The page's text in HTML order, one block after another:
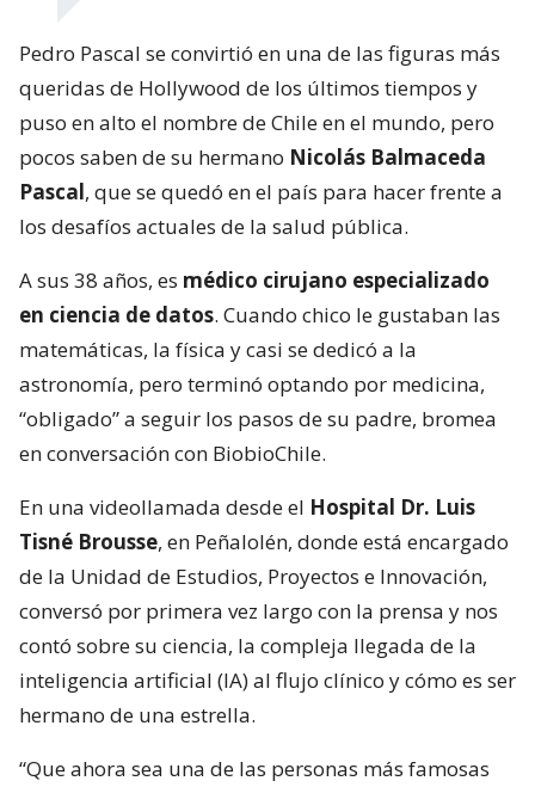
Pedro Pascal se convirtió en una de las figuras más
queridas de Hollywood de los últimos tiempos y
puso en alto el nombre de Chile en el mundo, pero
pocos saben de su hermano Nicolás Balmaceda
Pascal, que se quedó en el país para hacer frente a
los desafíos actuales de la salud pública.
A sus 38 años, es médico cirujano especializado
en ciencia de datos. Cuando chico le gustaban las
matemáticas, la física y casi se dedicó a la
astronomía, pero terminó optando por medicina,
“obligado” a seguir los pasos de su padre, bromea
en conversación con BiobioChile.
En una videollamada desde el Hospital Dr. Luis
Tisné Brousse, en Peñalolén, donde está encargado
de la Unidad de Estudios, Proyectos e Innovación,
conversó por primera vez largo con la prensa y nos
contó sobre su ciencia, la compleja llegada de la
inteligencia artificial (IA) al flujo clínico y cómo es ser
hermano de una estrella.
“Que ahora sea una de las personas más famosas